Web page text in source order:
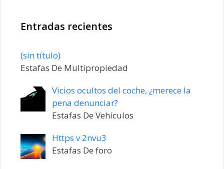
Entradas recientes
(sin título)Entrada
20198
Estafas De Multipropiedad
Vicios ocultos del coche, ¿merece la
pena denunciar?
Estafas De Vehículos
Https v 2nvu3
Estafas De foro